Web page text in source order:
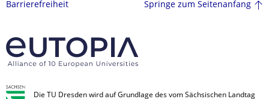
Barrierefreiheit
Springe zum Seitenanfang
Die TU Dresden wird auf Grundlage des vom Sächsischen Landtag